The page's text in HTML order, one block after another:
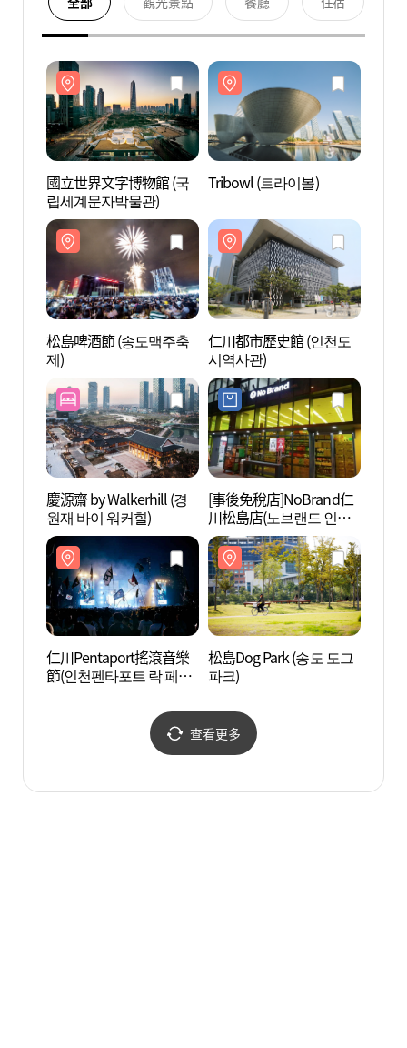
國立世界文字博物館 (국
립세계문자박물관)
Tribowl (트라이볼)
松島啤酒節 (송도맥주축
제)
仁川都市歷史館 (인천도
시역사관)
慶源齋 by Walkerhill (경
원재 바이 워커힐)
[事後免稅店]NoBrand仁
川松島店(노브랜드 인천
송도점)
仁川Pentaport搖滾音樂
節(인천펜타포트 락 페스
松島Dog Park (송도 도그
파크)
查看更多